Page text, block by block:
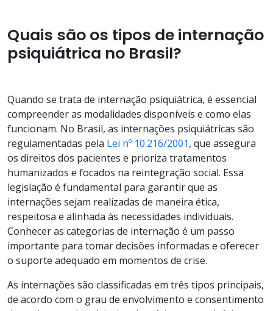
Quais são os tipos de internação
psiquiátrica no Brasil?
Quando se trata de internação psiquiátrica, é essencial
compreender as modalidades disponíveis e como elas
funcionam. No Brasil, as internações psiquiátricas são
regulamentadas pela Lei nº 10.216/2001, que assegura
os direitos dos pacientes e prioriza tratamentos
humanizados e focados na reintegração social. Essa
legislação é fundamental para garantir que as
internações sejam realizadas de maneira ética,
respeitosa e alinhada às necessidades individuais.
Conhecer as categorias de internação é um passo
importante para tomar decisões informadas e oferecer
o suporte adequado em momentos de crise.
As internações são classificadas em três tipos principais,
de acordo com o grau de envolvimento e consentimento